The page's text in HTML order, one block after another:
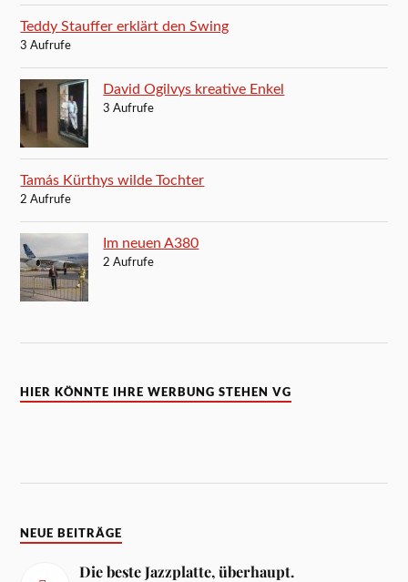
Teddy Stauffer erklärt den Swing
3 Aufrufe
David Ogilvys kreative Enkel
3 Aufrufe
Tamás Kürthys wilde Tochter
2 Aufrufe
Im neuen A380
2 Aufrufe
HIER KÖNNTE IHRE WERBUNG STEHEN VG
NEUE BEITRÄGE
Die beste Jazzplatte, überhaupt.